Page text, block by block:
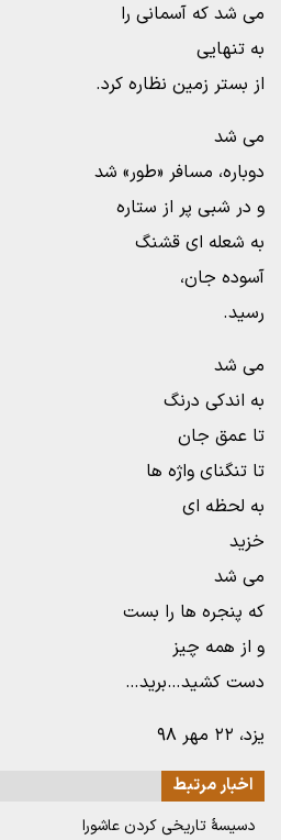
می شد که آسمانی را
به تنهایی
از بستر زمین نظاره کرد.
می شد
دوباره، مسافر «طور» شد
و در شبی پر از ستاره
به شعله ای قشنگ
آسوده جان،
رسید.
می شد
به اندکی درنگ
تا عمق جان
تا تنگنای واژه ها
به لحظه ای
خزید
می شد
که پنجره ها را بست
و از همه چیز
دست کشید…برید…
یزد، ۲۲ مهر ۹۸
اخبار مرتبط
دسیسۀ تاریخی کردن عاشورا